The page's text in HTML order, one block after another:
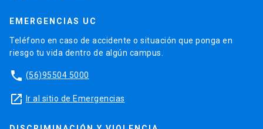
EMERGENCIAS UC
Teléfono en caso de accidente o situación que ponga en
riesgo tu vida dentro de algún campus.
phone (56)95504 5000
launch Ir al sitio de Emergencias